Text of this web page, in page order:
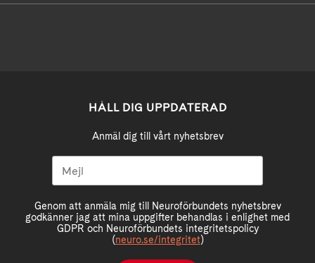
HÅLL DIG UPPDATERAD
Anmäl dig till vårt nyhetsbrev
Genom att anmäla mig till Neuroförbundets nyhetsbrev
godkänner jag att mina uppgifter behandlas i enlighet med
GDPR och Neuroförbundets integritetspolicy
(neuro.se/integritet)